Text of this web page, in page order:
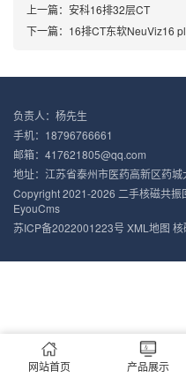
上一篇：安科16排32层CT
下一篇：16排CT东软NeuViz16
负责人：杨先生
手机：18796766661
邮箱：417621805@qq.com
地址：江苏省泰州市医药高新区药
Copyright 2021-2026 二手核磁共振
EyouCms
苏ICP备2022001223号 XML地图 核
网站首页 产品展示